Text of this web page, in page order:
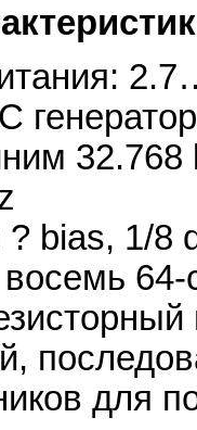
генератор
32.768
bias, 1/8
для